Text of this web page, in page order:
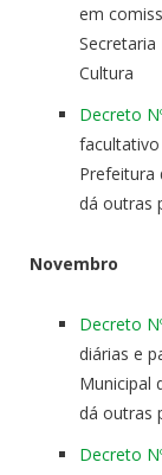
em
Cultura
Decreto
facultativo
Prefeitura
dá outras
Novembro
Decreto
diárias e
Municipal
dá outras
Decreto